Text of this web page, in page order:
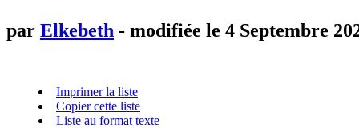
par Elkebeth - modifiée le 4 Septembre
Imprimer la liste
Copier cette liste
Liste au format texte